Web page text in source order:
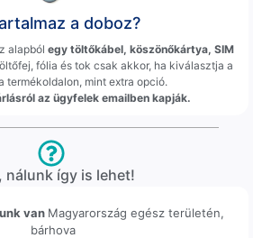
a doboz?
alapból egy töltőkábel, köszönőkártya, SIM
fólia és tok csak akkor, ha kiválasztja a
termékoldalon, mint extra opció.
az ügyfelek emailben kapják.
nálunk így is lehet!
van Magyarország egész területén,
bárhova